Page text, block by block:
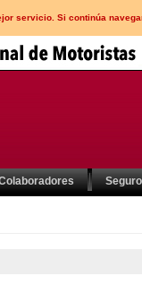
servicio. Si continúa